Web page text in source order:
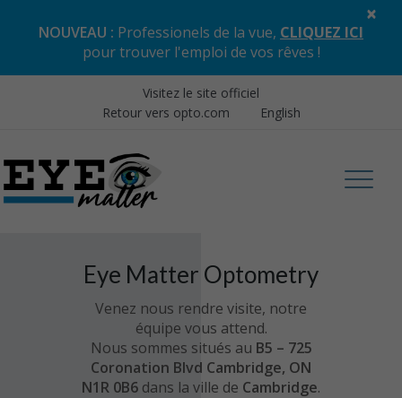
NOUVEAU : Professionels de la vue, CLIQUEZ ICI
pour trouver l'emploi de vos rêves !
×
Visitez le site officiel
Retour vers opto.com
English
Eye Matter Optometry
Venez nous rendre visite, notre
équipe vous attend.
Nous sommes situés au B5 – 725
Coronation Blvd Cambridge, ON
N1R 0B6 dans la ville de Cambridge.